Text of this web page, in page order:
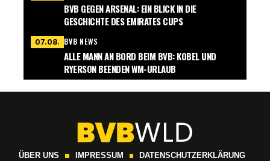
BVB GEGEN ARSENAL: EIN BLICK IN DIE
GESCHICHTE DES EMIRATES CUPS
07.08. BVB NEWS
ALLE MANN AN BORD BEIM BVB: KOBEL UND
RYERSON BEENDEN WM-URLAUB
ÜBER UNS IMPRESSUM DATENSCHUTZERKLÄRUNG